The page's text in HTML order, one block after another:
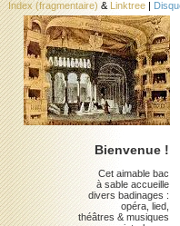
Index (fragmentaire) & Linktree |
Bienvenue !
Cet aimable bac
à sable accueille
divers badinages :
opéra, lied,
théâtres & musiques